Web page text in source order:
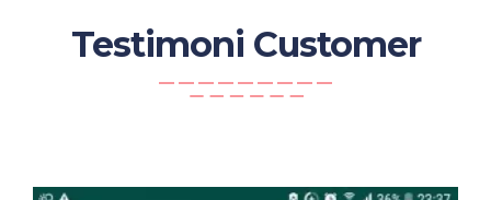
Testimoni Customer